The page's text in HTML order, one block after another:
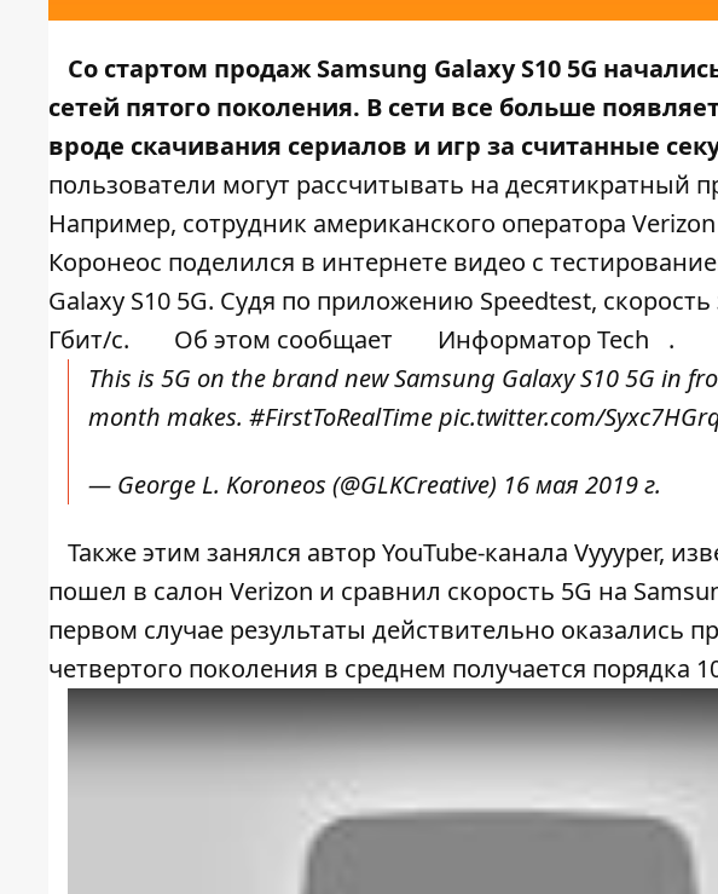
Со стартом продаж Samsung Galaxy S10 5G
сетей пятого поколения. В сети все больше
вроде скачивания сериалов и игр за считанные
пользователи могут рассчитывать на десятикратный
Например, сотрудник американского оператора
Коронеос поделился в интернете видео с
Galaxy S10 5G. Судя по приложению Speedtest,
Гбит/с.
Об этом сообщает Информатор Tech
.
This is 5G on the brand new Samsung Galaxy S10 5G in
month makes. #FirstToRealTimepic.twitter.com/
— George L. Koroneos (@GLKCreative) 16 мая 2019 г.
Также этим занялся автор YouTube-канала Vyyyper,
пошел в салон Verizon и сравнил скорость 5G на
первом случае результаты действительно оказались
четвертого поколения в среднем получается